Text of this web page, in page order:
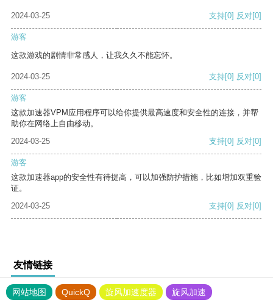
2024-03-25 支持[0] 反对[0]
游客
这款游戏的剧情非常感人，让我久久不能忘怀。
2024-03-25 支持[0] 反对[0]
游客
这款加速器VPM应用程序可以给你提供最高速度和安全性的连接，并帮
助你在网络上自由移动。
2024-03-25
支持[0] 反对[0]
游客
这款加速器app的安全性有待提高，可以加强防护措施，比如增加双重验
证。
2024-03-25
支持[0] 反对[0]
友情链接
网站地图 QuickQ 旋风加速度器
旋风加速